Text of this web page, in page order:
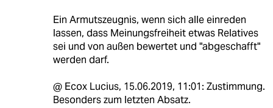
Ein Armutszeugnis, wenn sich alle einreden
lassen, dass Meinungsfreiheit etwas Relatives
sei und von außen bewertet und "abgeschafft"
werden darf.
@ Ecox Lucius, 15.06.2019, 11:01: Zustimmung.
Besonders zum letzten Absatz.